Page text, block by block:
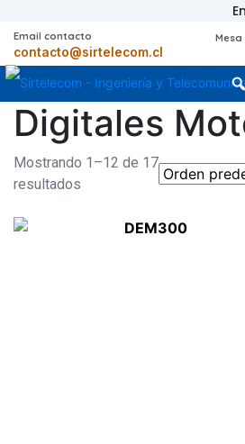
Mesa
Email contacto
contacto@sirtelecom.cl
Digitales
Mostrando 1–12 de 17
resultados